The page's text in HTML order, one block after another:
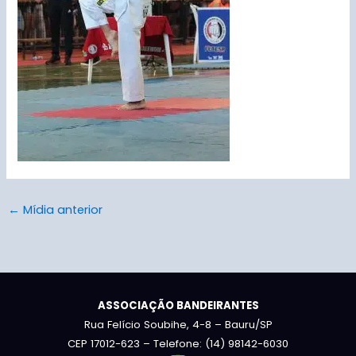
← Mídia anterior
ASSOCIAÇÃO BANDEIRANTES
Rua Felício Soubihe, 4-8 – Bauru/SP
CEP 17012-623 – Telefone: (14) 98142-6030